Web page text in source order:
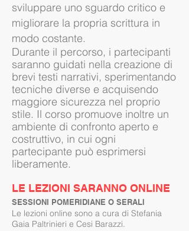
sviluppare uno sguardo critico e
migliorare la propria scrittura in
modo costante.
Durante il percorso, i partecipanti
saranno guidati nella creazione di
brevi testi narrativi, sperimentando
tecniche diverse e acquisendo
maggiore sicurezza nel proprio
stile. Il corso promuove inoltre un
ambiente di confronto aperto e
costruttivo, in cui ogni
partecipante può esprimersi
liberamente.
LE LEZIONI SARANNO ONLINE
SESSIONI POMERIDIANE O SERALI
Le lezioni online sono a cura di Stefania
Gaia Paltrinieri e Cesi Barazzi.